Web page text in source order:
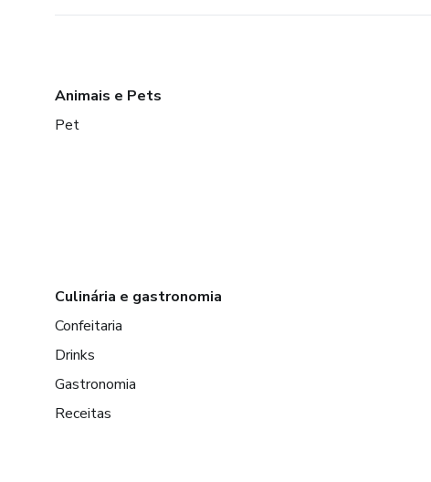
Animais e Pets
Pet
Culinária e gastronomia
Confeitaria
Drinks
Gastronomia
Receitas